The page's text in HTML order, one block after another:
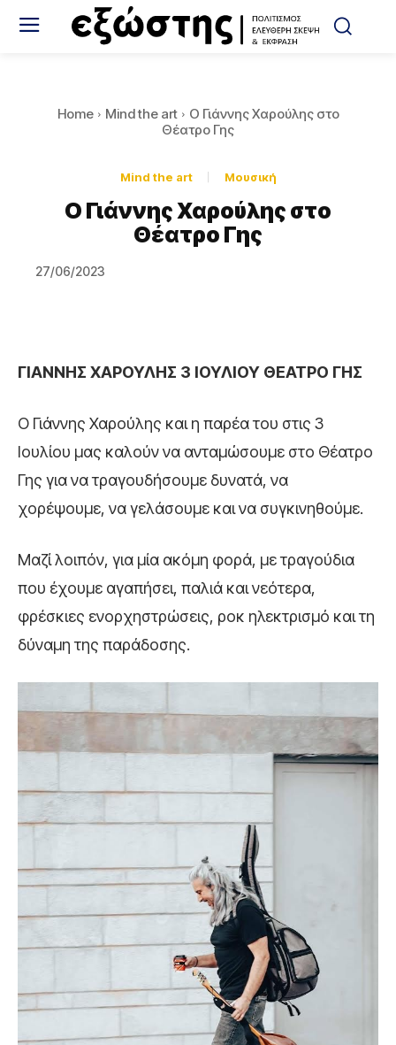
Home Mind the art
Ο Γιάννης Χαρούλης στο
Θέατρο Γης
Mind the art Μουσική
Ο Γιάννης Χαρούλης στο
Θέατρο Γης
27/06/2023
ΓΙΑΝΝΗΣ ΧΑΡΟΥΛΗΣ 3 ΙΟΥΛΙΟΥ ΘΕΑΤΡΟ ΓΗΣ
O Γιάννης Χαρούλης και η παρέα του στις 3
Ιουλίου μας καλούν να ανταμώσουμε στο Θέατρο
Γης για να τραγουδήσουμε δυνατά, να
χορέψουμε, να γελάσουμε και να συγκινηθούμε.
Μαζί λοιπόν, για μία ακόμη φορά, με τραγούδια
που έχουμε αγαπήσει, παλιά και νεότερα,
φρέσκιες ενορχηστρώσεις, ροκ ηλεκτρισμό και τη
δύναμη της παράδοσης.